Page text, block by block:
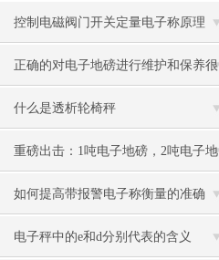
项
控制电磁阀门开关定量电子称原理
正确的对电子地磅进行维护和保养很
有必要
什么是透析轮椅秤
重磅出击：1吨电子地磅，2吨电子地
磅秤，3吨地磅低价狂甩
如何提高带报警电子称衡量的准确
度？
电子秤中的e和d分别代表的含义